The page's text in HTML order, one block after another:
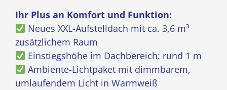
Ihr Plus an Komfort und Funktion:
Neues XXL-Aufstelldach mit ca. 3,6 m³
zusätzlichem Raum
Einstiegshöhe im Dachbereich: rund 1 m
Ambiente-Lichtpaket mit dimmbarem,
umlaufendem Licht in Warmweiß